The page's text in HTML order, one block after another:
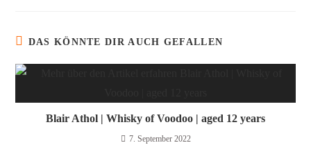
DAS KÖNNTE DIR AUCH GEFALLEN
Blair Athol | Whisky of Voodoo | aged 12 years
7. September 2022